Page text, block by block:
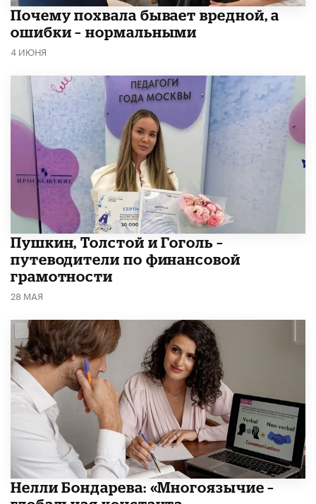
​Почему похвала бывает вредной, а
ошибки – нормальными
4 ИЮНЯ
​Пушкин, Толстой и Гоголь –
путеводители по финансовой
грамотности
28 МАЯ
​Нелли Бондарева: «Многоязычие –